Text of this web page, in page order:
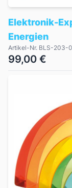
Elektronik-
Energien
Artikel-Nr. BLS-203-
99,00 €